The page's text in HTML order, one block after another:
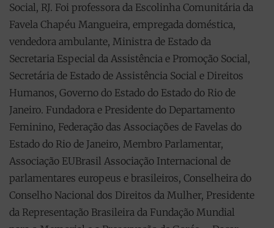
Social, RJ. Foi professora da Escolinha Comunitária da
Favela Chapéu Mangueira, empregada doméstica,
vendedora ambulante, Ministra de Estado da
Secretaria Especial da Assistência e Promoção Social,
Secretária de Estado de Assistência Social e Direitos
Humanos, Governo do Estado do Estado do Rio de
Janeiro. Fundadora e Presidente do Departamento
Feminino, Federação das Associações de Favelas do
Estado do Rio de Janeiro, Membro Parlamentar,
Associação EUBrasil Associação Internacional de
parlamentares europeus e brasileiros, Conselheira do
Conselho Nacional dos Direitos da Mulher, Presidente
da Representação Brasileira da Fundação Mundial